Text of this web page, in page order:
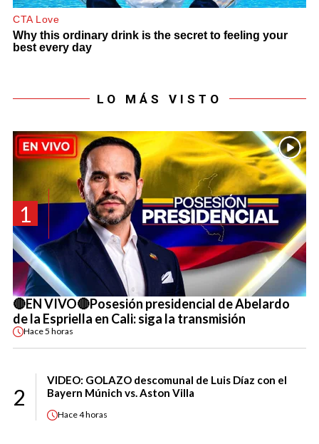
LO MÁS VISTO
1
🔴EN VIVO🔴Posesión presidencial de Abelardo
de la Espriella en Cali: siga la transmisión
Hace5 horas
2
VIDEO: GOLAZO descomunal de Luis Díaz con el
Bayern Múnich vs. Aston Villa
Hace4 horas